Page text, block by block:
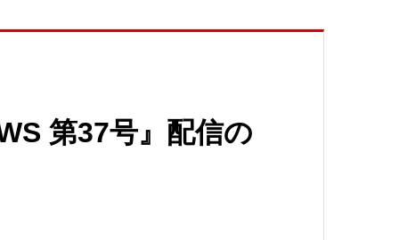
第37号』配信の